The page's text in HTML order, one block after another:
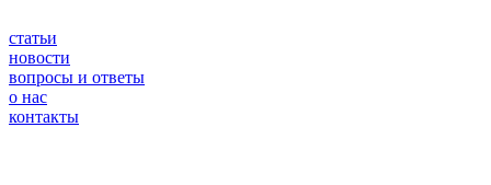
статьи
новости
вопросы и ответы
о нас
контакты